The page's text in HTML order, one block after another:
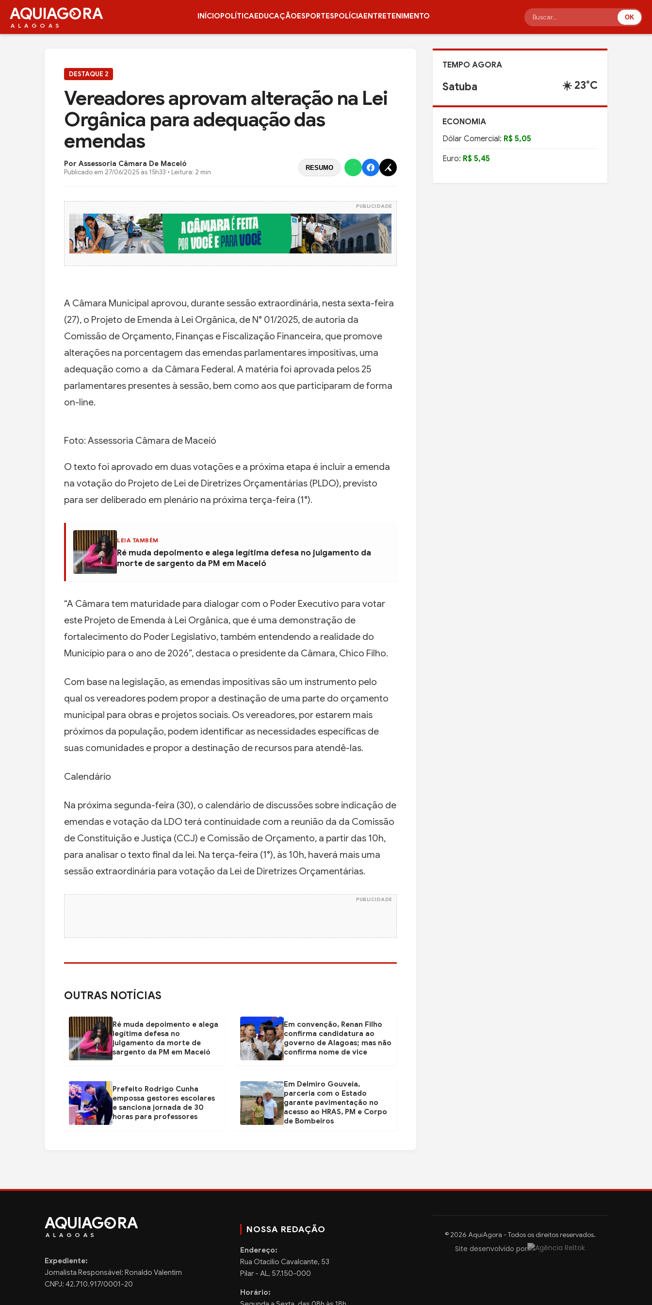
AQUIAG RA
ALAGOAS
INÍCIOPOLÍTICAEDUCAÇÃOESPORTESPOLÍCIAENTRETENIMENTO OK
DESTAQUE 2
Vereadores aprovam alteração na Lei
Orgânica para adequação das
emendas
Por Assessoria Câmara De Maceió
Publicado em 27/06/2025 às 15h33 • Leitura: 2 min
RESUMO
PUBLICIDADE
A Câmara Municipal aprovou, durante sessão extraordinária, nesta sexta-feira
(27), o Projeto de Emenda à Lei Orgânica, de N° 01/2025, de autoria da
Comissão de Orçamento, Finanças e Fiscalização Financeira, que promove
alterações na porcentagem das emendas parlamentares impositivas, uma
adequação como a da Câmara Federal. A matéria foi aprovada pelos 25
parlamentares presentes à sessão, bem como aos que participaram de forma
on-line.
Foto: Assessoria Câmara de Maceió
O texto foi aprovado em duas votações e a próxima etapa é incluir a emenda
na votação do Projeto de Lei de Diretrizes Orçamentárias (PLDO), previsto
para ser deliberado em plenário na próxima terça-feira (1°).
LEIA TAMBÉM
Ré muda depoimento e alega legítima defesa no julgamento da
morte de sargento da PM em Maceió
“A Câmara tem maturidade para dialogar com o Poder Executivo para votar
este Projeto de Emenda à Lei Orgânica, que é uma demonstração de
fortalecimento do Poder Legislativo, também entendendo a realidade do
Município para o ano de 2026”, destaca o presidente da Câmara, Chico Filho.
Com base na legislação, as emendas impositivas são um instrumento pelo
qual os vereadores podem propor a destinação de uma parte do orçamento
municipal para obras e projetos sociais. Os vereadores, por estarem mais
próximos da população, podem identificar as necessidades específicas de
suas comunidades e propor a destinação de recursos para atendê-las.
Calendário
Na próxima segunda-feira (30), o calendário de discussões sobre indicação de
emendas e votação da LDO terá continuidade com a reunião da da Comissão
de Constituição e Justiça (CCJ) e Comissão de Orçamento, a partir das 10h,
para analisar o texto final da lei. Na terça-feira (1°), às 10h, haverá mais uma
sessão extraordinária para votação da Lei de Diretrizes Orçamentárias.
PUBLICIDADE
OUTRAS NOTÍCIAS
Ré muda depoimento e alega
legítima defesa no
julgamento da morte de
sargento da PM em Maceió
Em convenção, Renan Filho
confirma candidatura ao
governo de Alagoas; mas não
confirma nome de vice
Prefeito Rodrigo Cunha
empossa gestores escolares
e sanciona jornada de 30
horas para professores
Em Delmiro Gouveia,
parceria com o Estado
garante pavimentação no
acesso ao HRAS, PM e Corpo
de Bombeiros
TEMPO AGORA
Pilar ☀️ 24°C
ECONOMIA
Dólar Comercial: R$ 5,05
Euro: R$ 5,45
AQUIAG RA
ALAGOAS
Expediente:
Jornalista Responsável: Ronaldo Valentim
CNPJ: 42.710.917/0001-20
NOSSA REDAÇÃO
Endereço:
Rua Otacilio Cavalcante, 53
Pilar - AL, 57.150-000
Horário:
© 2026 AquiAgora - Todos os direitos reservados.
Site desenvolvido por